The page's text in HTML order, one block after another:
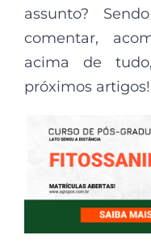
assunto?
comentar,
acima de
próximos artigos!